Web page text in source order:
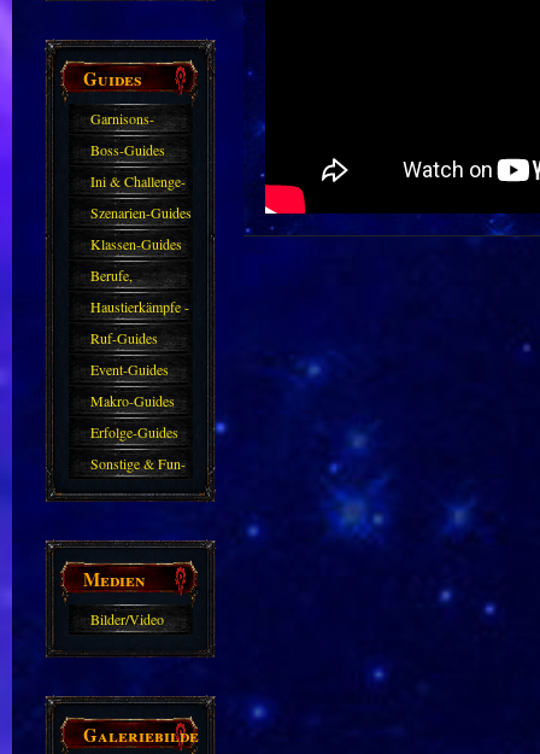
Guides
Garnisons-
Guides
Boss-Guides
Ini & Challenge-
Guides
Szenarien-Guides
Klassen-Guides
Berufe,
Farmkarten und
Haustiere
Haustierkämpfe -
Guide
Ruf-Guides
Event-Guides
Makro-Guides
Erfolge-Guides
Sonstige & Fun-
Guides
Medien
Bilder/Video
Galeriebilder